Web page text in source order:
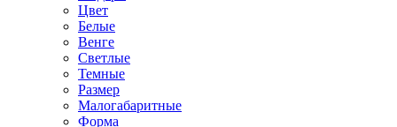
Цвет
Белые
Венге
Светлые
Темные
Размер
Малогабаритные
Форма